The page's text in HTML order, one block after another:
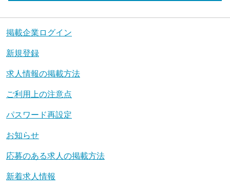
掲載企業ログイン
新規登録
求人情報の掲載方法
ご利用上の注意点
パスワード再設定
お知らせ
応募のある求人の掲載方法
新着求人情報